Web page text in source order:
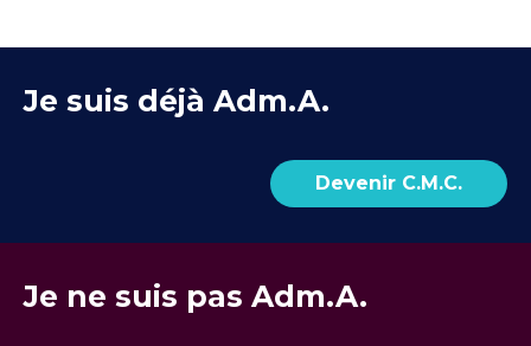
Je suis déjà Adm.A.
Devenir C.M.C.
Je ne suis pas Adm.A.